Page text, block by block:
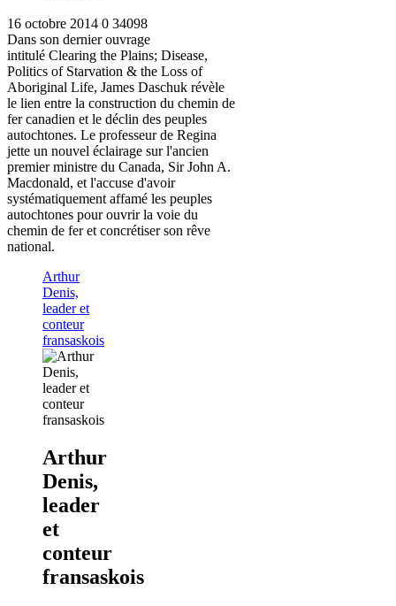
16 octobre 2014 0 34098
Dans son dernier ouvrage
intitulé Clearing the Plains; Disease,
Politics of Starvation & the Loss of
Aboriginal Life, James Daschuk révèle
le lien entre la construction du chemin de
fer canadien et le déclin des peuples
autochtones. Le professeur de Regina
jette un nouvel éclairage sur l'ancien
premier ministre du Canada, Sir John A.
Macdonald, et l'accuse d'avoir
systématiquement affamé les peuples
autochtones pour ouvrir la voie du
chemin de fer et concrétiser son rêve
national.
Arthur
Denis,
leader et
conteur
fransaskois
Arthur
Denis,
leader
et
conteur
fransaskois